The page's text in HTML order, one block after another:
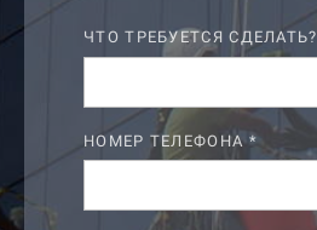
ЧТО ТРЕБУЕТСЯ СДЕЛАТЬ?
НОМЕР ТЕЛЕФОНА *